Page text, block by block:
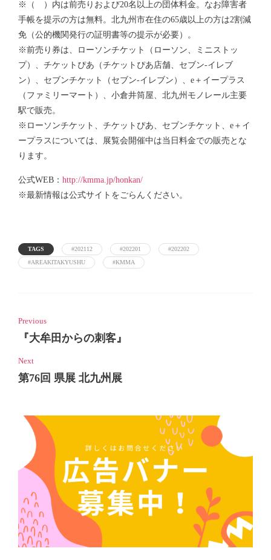
※（ ）内は前売りおよび20名以上の団体料金。なお障害者
手帳を提示の方は無料。北九州市在住の65歳以上の方は2割減
免（公的機関発行の証明書等の提示が必要）。
※前売り券は、ローソンチケット（ローソン、ミニストッ
プ）、チケットぴあ（チケットぴあ店舗、セブン-イレブ
ン）、セブンチケット（セブン-イレブン）、e＋イープラス
（ファミリーマート）、小倉井筒屋、北九州モノレール主要
駅で販売。
※ローソンチケット、チケットぴあ、セブンチケット、e＋イ
ープラスについては、展覧会開催中は当日料金での販売とな
ります。
公式WEB： http://kmma.jp/honkan/
※最新情報は公式サイトをごらんください。
TAGS #202112 #202201
#202202
#AREAKITAKYUSHU
#KMMA
Previous
『大牟田からの刺客』
Next
第76回 県展 北九州展